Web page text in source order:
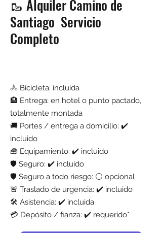
​​​​🥾 Alquiler Camino de
Santiago Servicio
Completo
🚴 Bicicleta: incluida
🏨 Entrega: en hotel o punto pactado,
totalmente montada
🚚 Portes / entrega a domicilio: ✔️
incluido
🧰 Equipamiento: ✔️ incluido
🛡️ Seguro: ✔️ incluido
🛡️ Seguro a todo riesgo: ⚪ opcional
🚨 Traslado de urgencia: ✔️ incluido
🛠️ Asistencia: ✔️ incluida
💳 Depósito / fianza: ✔️ requerido*